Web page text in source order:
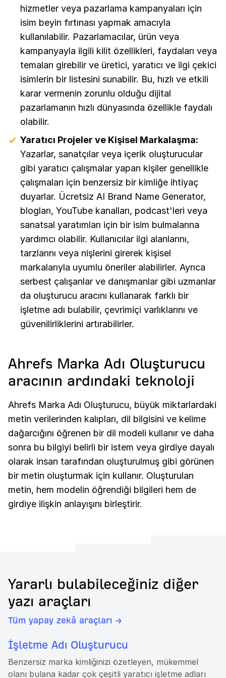
hizmetler veya pazarlama kampanyaları için
isim beyin fırtınası yapmak amacıyla
kullanılabilir. Pazarlamacılar, ürün veya
kampanyayla ilgili kilit özellikleri, faydaları veya
temaları girebilir ve üretici, yaratıcı ve ilgi çekici
isimlerin bir listesini sunabilir. Bu, hızlı ve etkili
karar vermenin zorunlu olduğu dijital
pazarlamanın hızlı dünyasında özellikle faydalı
olabilir.
Yaratıcı Projeler ve Kişisel Markalaşma:
Yazarlar, sanatçılar veya içerik oluşturucular
gibi yaratıcı çalışmalar yapan kişiler genellikle
çalışmaları için benzersiz bir kimliğe ihtiyaç
duyarlar. Ücretsiz AI Brand Name Generator,
blogları, YouTube kanalları, podcast'leri veya
sanatsal yaratımları için bir isim bulmalarına
yardımcı olabilir. Kullanıcılar ilgi alanlarını,
tarzlarını veya nişlerini girerek kişisel
markalarıyla uyumlu öneriler alabilirler. Ayrıca
serbest çalışanlar ve danışmanlar gibi uzmanlar
da oluşturucu aracını kullanarak farklı bir
işletme adı bulabilir, çevrimiçi varlıklarını ve
güvenilirliklerini artırabilirler.
Ahrefs Marka Adı Oluşturucu
aracının ardındaki teknoloji
Ahrefs Marka Adı Oluşturucu, büyük miktarlardaki
metin verilerinden kalıpları, dil bilgisini ve kelime
dağarcığını öğrenen bir dil modeli kullanır ve daha
sonra bu bilgiyi belirli bir istem veya girdiye dayalı
olarak insan tarafından oluşturulmuş gibi görünen
bir metin oluşturmak için kullanır. Oluşturulan
metin, hem modelin öğrendiği bilgileri hem de
girdiye ilişkin anlayışını birleştirir.
Yararlı bulabileceğiniz diğer
yazı araçları
Tüm yapay zekâ araçları →
İşletme Adı Oluşturucu
Benzersiz marka kimliğinizi özetleyen, mükemmel
olanı bulana kadar çok çeşitli yaratıcı işletme adları